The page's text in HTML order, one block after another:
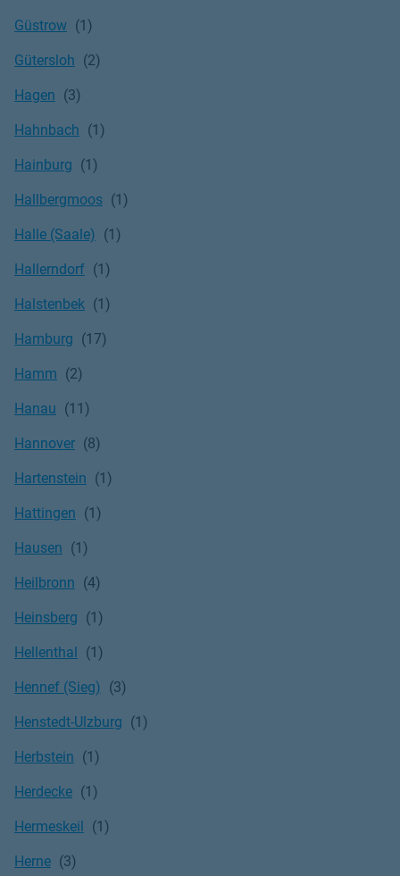
Güstrow
Gütersloh
Hagen
Hahnbach
Hainburg
Hallbergmoos
Halle (Saale)
Hallerndorf
Halstenbek
Hamburg
Hamm
Hanau
Hannover
Hartenstein
Hattingen
Hausen
Heilbronn
Heinsberg
Hellenthal
Hennef (Sieg)
Henstedt-Ulzburg
Herbstein
Herdecke
Hermeskeil
Herne